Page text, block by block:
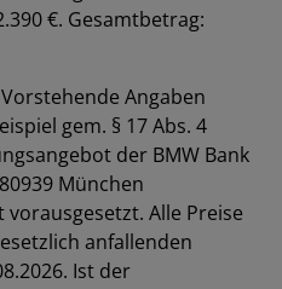
€. Gesamtbetrag:
Angaben
gem. § 17 Abs. 4
der BMW Bank
München
Alle Preise
anfallenden
Ist der